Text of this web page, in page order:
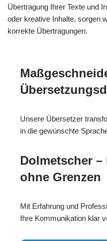
Übertragung Ihrer Texte und
oder kreative Inhalte, sorgen
korrekte Übertragungen.
Unsere Übersetzer
in die gewünschte
Dolmetscher
ohne Grenzen
Mit Erfahrung und
Ihre Kommunikation klar